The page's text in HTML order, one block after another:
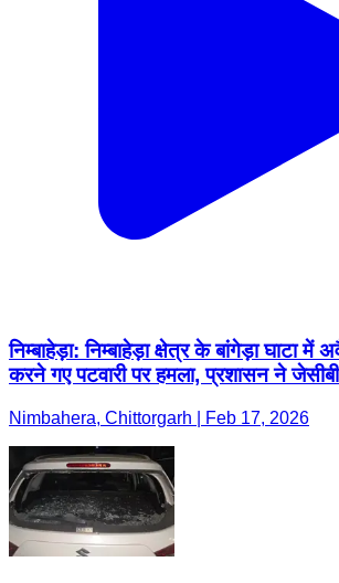
निम्बाहेड़ा: निम्बाहेड़ा क्षेत्र के बांगेड़ा घाटा में
करने गए पटवारी पर हमला, प्रशासन ने
Nimbahera, Chittorgarh | Feb 17, 2026